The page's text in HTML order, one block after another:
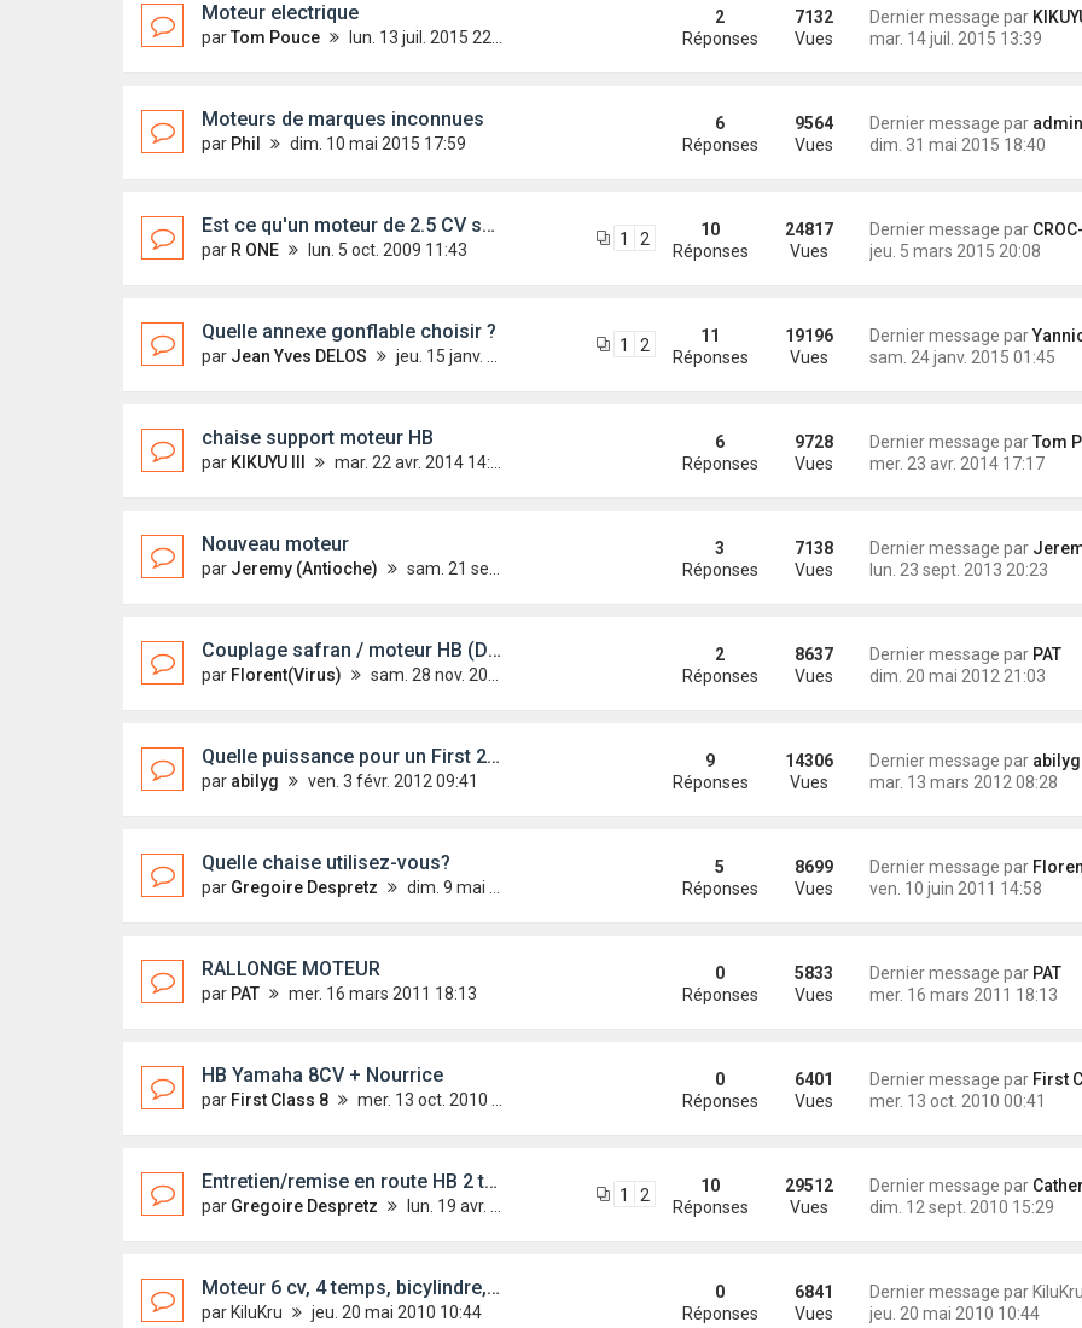
Moteur electrique
parTom Pouce lun. 13 juil. 2015 22:37
Dernier message par
mar. 14 juil. 2015 13:39
2
Réponses
7132
Vues
Moteurs de marques inconnues
par Phil dim. 10 mai 2015 17:59
Dernier message par
dim. 31 mai 2015 18:40
6
Réponses
9564
Vues
Est ce qu'un moteur de 2.5 CV suffirait?
par R ONE lun. 5 oct. 2009 11:43
Dernier message par CROC-
jeu. 5 mars 2015 20:08
10
Réponses
24817
Vues
1 2
Quelle annexe gonflable choisir ?
par Jean Yves DELOS jeu. 15 janv. 2015 22:13
Dernier message parYannick
sam. 24 janv. 2015 01:45
11
Réponses
19196
Vues
1 2
chaise support moteur HB
par KIKUYU III mar. 22 avr. 2014 14:43
Dernier message parTom
mer. 23 avr. 2014 17:17
6
Réponses
9728
Vues
Nouveau moteur
par Jeremy (Antioche) sam. 21 sept. 2013 13:50
Dernier message par Jeremy
lun. 23 sept. 2013 20:23
3
Réponses
7138
Vues
Couplage safran / moteur HB (Davaï)
par Florent(Virus) sam. 28 nov. 2009 09:41
Dernier message par PAT
dim. 20 mai 2012 21:03
2
Réponses
8637
Vues
Quelle puissance pour un First 22 ?
par abilyg ven. 3 févr. 2012 09:41
Dernier message par abilyg
mar. 13 mars 2012 08:28
9
Réponses
14306
Vues
Quelle chaise utilisez-vous?
par Gregoire Despretz dim. 9 mai 2010 09:27
Dernier message par
ven. 10 juin 2011 14:58
5
Réponses
8699
Vues
RALLONGE MOTEUR
par PAT mer. 16 mars 2011 18:13
Dernier message par PAT
mer. 16 mars 2011 18:13
0
Réponses
5833
Vues
HB Yamaha 8CV + Nourrice
par First Class 8 mer. 13 oct. 2010 00:41
Dernier message par First
mer. 13 oct. 2010 00:41
0
Réponses
6401
Vues
Entretien/remise en route HB 2 temps
par Gregoire Despretz lun. 19 avr. 2010 18:28
Dernier message par Catherine
dim. 12 sept. 2010 15:29
10
Réponses
29512
Vues
1 2
Moteur 6 cv, 4 temps, bicylindre, démarrage électrique
par KiluKru jeu. 20 mai 2010 10:44
Dernier message par KiluKru
jeu. 20 mai 2010 10:44
0
Réponses
6841
Vues